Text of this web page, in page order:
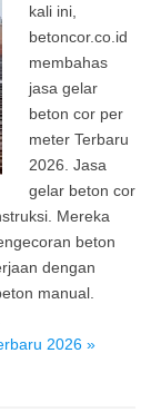
kali ini,
betoncor.co.id
membahas
jasa gelar
beton cor per
meter Terbaru
2026. Jasa
gelar beton cor
Mereka
beton
dengan
manual.
2026 »